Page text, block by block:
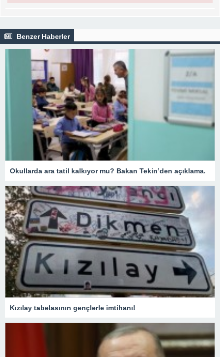
Benzer Haberler
Okullarda ara tatil kalkıyor mu? Bakan Tekin’den açıklama.
Kızılay tabelasının gençlerle imtihanı!